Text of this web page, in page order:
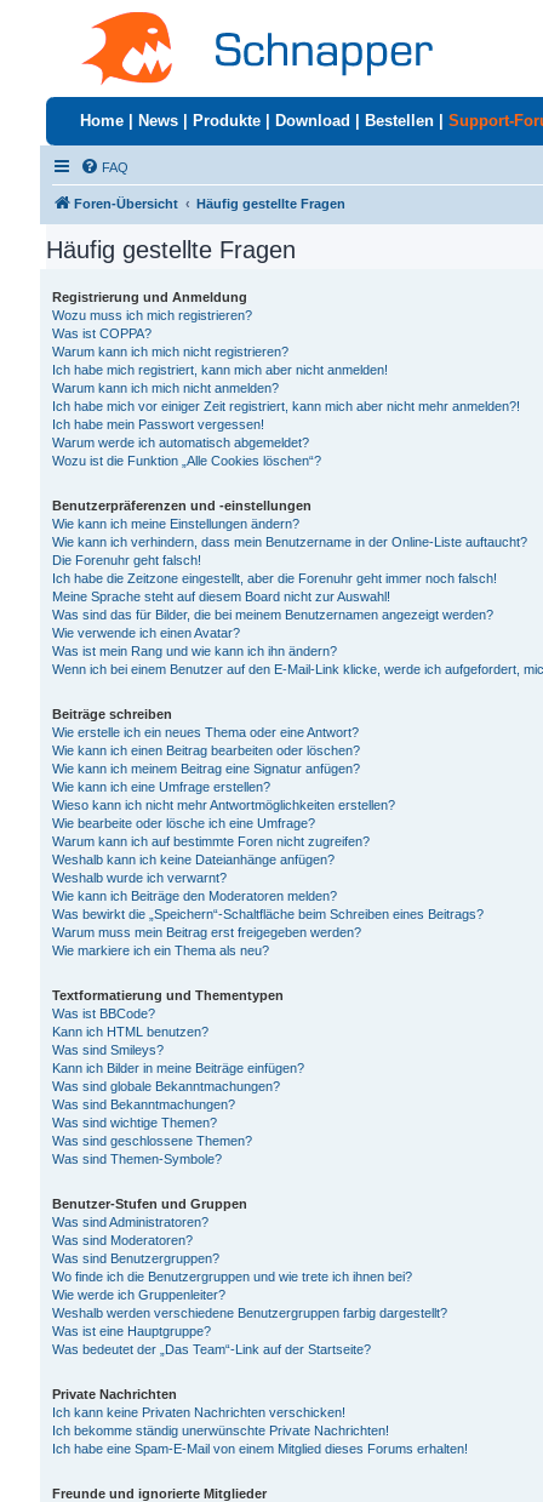
Home News Produkte Download Bestellen Support-
FAQ
Foren-Übersicht Häufig gestellte Fragen
Häufig gestellte Fragen
Registrierung und Anmeldung
Wozu muss ich mich registrieren?
Was ist COPPA?
Warum kann ich mich nicht registrieren?
Ich habe mich registriert, kann mich aber nicht anmelden!
Warum kann ich mich nicht anmelden?
Ich habe mich vor einiger Zeit registriert, kann mich aber nicht mehr anmelden?!
Ich habe mein Passwort vergessen!
Warum werde ich automatisch abgemeldet?
Wozu ist die Funktion „Alle Cookies löschen“?
Benutzerpräferenzen und -einstellungen
Wie kann ich meine Einstellungen ändern?
Wie kann ich verhindern, dass mein Benutzername in der Online-Liste auftaucht?
Die Forenuhr geht falsch!
Ich habe die Zeitzone eingestellt, aber die Forenuhr geht immer noch falsch!
Meine Sprache steht auf diesem Board nicht zur Auswahl!
Was sind das für Bilder, die bei meinem Benutzernamen angezeigt werden?
Wie verwende ich einen Avatar?
Was ist mein Rang und wie kann ich ihn ändern?
Wenn ich bei einem Benutzer auf den E-Mail-Link klicke, werde ich aufgefordert,
Beiträge schreiben
Wie erstelle ich ein neues Thema oder eine Antwort?
Wie kann ich einen Beitrag bearbeiten oder löschen?
Wie kann ich meinem Beitrag eine Signatur anfügen?
Wie kann ich eine Umfrage erstellen?
Wieso kann ich nicht mehr Antwortmöglichkeiten erstellen?
Wie bearbeite oder lösche ich eine Umfrage?
Warum kann ich auf bestimmte Foren nicht zugreifen?
Weshalb kann ich keine Dateianhänge anfügen?
Weshalb wurde ich verwarnt?
Wie kann ich Beiträge den Moderatoren melden?
Was bewirkt die „Speichern“-Schaltfläche beim Schreiben eines Beitrags?
Warum muss mein Beitrag erst freigegeben werden?
Wie markiere ich ein Thema als neu?
Textformatierung und Thementypen
Was ist BBCode?
Kann ich HTML benutzen?
Was sind Smileys?
Kann ich Bilder in meine Beiträge einfügen?
Was sind globale Bekanntmachungen?
Was sind Bekanntmachungen?
Was sind wichtige Themen?
Was sind geschlossene Themen?
Was sind Themen-Symbole?
Benutzer-Stufen und Gruppen
Was sind Administratoren?
Was sind Moderatoren?
Was sind Benutzergruppen?
Wo finde ich die Benutzergruppen und wie trete ich ihnen bei?
Wie werde ich Gruppenleiter?
Weshalb werden verschiedene Benutzergruppen farbig dargestellt?
Was ist eine Hauptgruppe?
Was bedeutet der „Das Team“-Link auf der Startseite?
Private Nachrichten
Ich kann keine Privaten Nachrichten verschicken!
Ich bekomme ständig unerwünschte Private Nachrichten!
Ich habe eine Spam-E-Mail von einem Mitglied dieses Forums erhalten!
Freunde und ignorierte Mitglieder